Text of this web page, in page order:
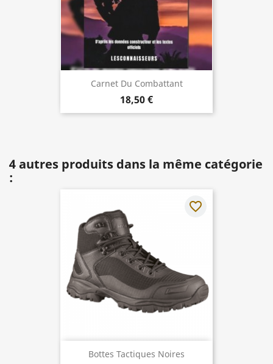
Carnet Du Combattant
18,50 €
4 autres produits dans la même catégorie
:
Bottes Tactiques Noires
favorite_border